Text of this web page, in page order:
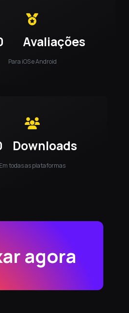
Avaliações
Para iOS e Android
Downloads
Em todas as plataformas
agora